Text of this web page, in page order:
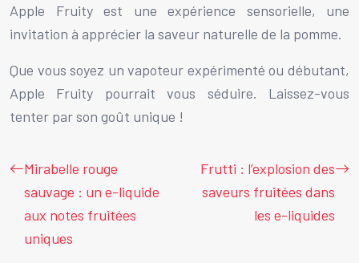
Apple Fruity est une expérience sensorielle, une
invitation à apprécier la saveur naturelle de la pomme.
Que vous soyez un vapoteur expérimenté ou débutant,
Apple Fruity pourrait vous séduire. Laissez-vous
tenter par son goût unique !
Mirabelle rouge
sauvage : un e-liquide
aux notes fruitées
uniques
Frutti : l’explosion des
saveurs fruitées dans
les e-liquides